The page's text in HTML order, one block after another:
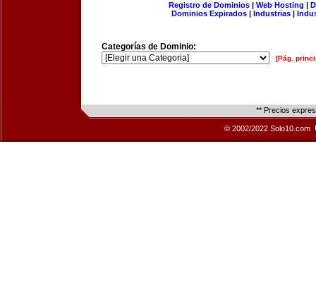
Registro de Dominios| Web Hosting |
Dominios Expirados | Industrias |
Categorías de Dominio:
[Pág.
** Precios
© 2002/2022 Solo10.com